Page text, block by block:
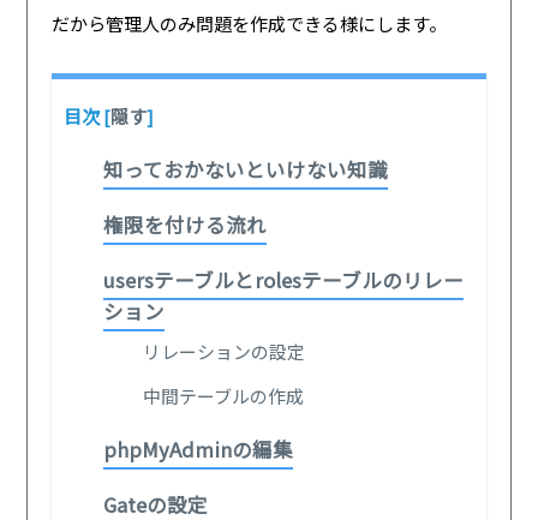
だから管理人のみ問題を作成できる様にします。
目次[隠す]
知っておかないといけない知識
権限を付ける流れ
usersテーブルとrolesテーブルのリレー
ション
リレーションの設定
中間テーブルの作成
phpMyAdminの編集
Gateの設定